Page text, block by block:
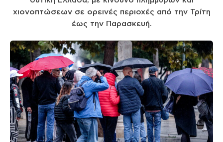
χιονοπτώσεων σε ορεινές περιοχές από την Τρίτη
έως την Παρασκευή.